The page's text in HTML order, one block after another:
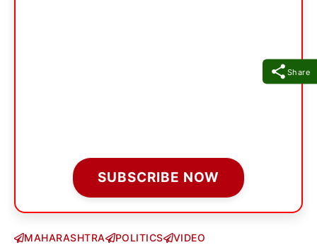
Share
SUBSCRIBE NOW
MAHARASHTRA POLITICS VIDEO